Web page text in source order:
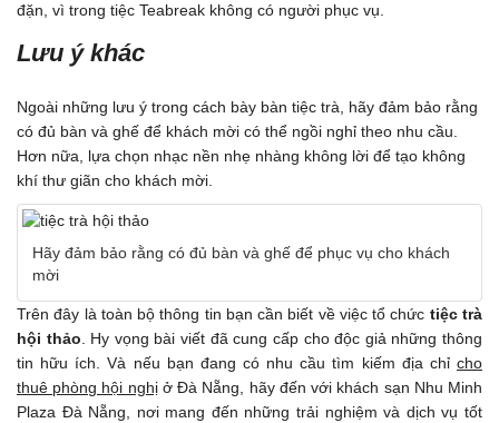
đặn, vì trong tiệc Teabreak không có người phục vụ.
Lưu ý khác
Ngoài những lưu ý trong cách bày bàn tiệc trà, hãy đảm bảo rằng
có đủ bàn và ghế để khách mời có thể ngồi nghỉ theo nhu cầu.
Hơn nữa, lựa chọn nhạc nền nhẹ nhàng không lời để tạo không
khí thư giãn cho khách mời.
Hãy đảm bảo rằng có đủ bàn và ghế để phục vụ cho khách
mời
Trên đây là toàn bộ thông tin bạn cần biết về việc tổ chức tiệc trà
hội thảo. Hy vọng bài viết đã cung cấp cho độc giả những thông
tin hữu ích. Và nếu bạn đang có nhu cầu tìm kiếm địa chỉ cho
thuê phòng hội nghịở Đà Nẵng, hãy đến với khách sạn Nhu Minh
Plaza Đà Nẵng, nơi mang đến những trải nghiệm và dịch vụ tốt